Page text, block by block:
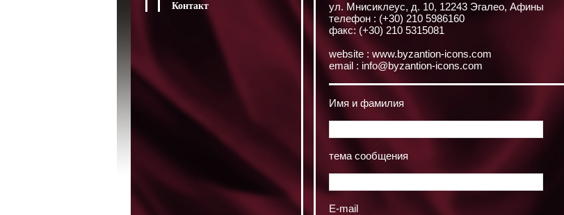
Контакт
ул. Мнисиклеус, д. 10, 12243 Эгалео, Афины
телефон : (+30) 210 5986160
факс: (+30) 210 5315081
website : www.byzantion-icons.com
email : info@byzantion-icons.com
Имя и фамилия
тема сообщения
E-mail